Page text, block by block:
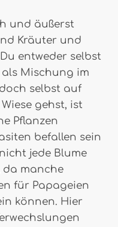
und äußerst
Kräuter und
entweder selbst
Mischung im
selbst auf
gehst, ist
Pflanzen
befallen sein
jede Blume
da manche
für Papageien
können. Hier